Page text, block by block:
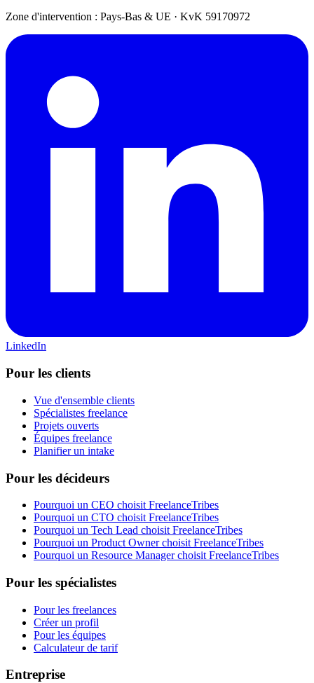
Zone d'intervention : Pays-Bas & UE · KvK 59170972
LinkedIn
Pour les clients
Vue d'ensemble clients
Spécialistes freelance
Projets ouverts
Équipes freelance
Planifier un intake
Pour les décideurs
Pourquoi un CEO choisit FreelanceTribes
Pourquoi un CTO choisit FreelanceTribes
Pourquoi un Tech Lead choisit FreelanceTribes
Pourquoi un Product Owner choisit FreelanceTribes
Pourquoi un Resource Manager choisit FreelanceTribes
Pour les spécialistes
Pour les freelances
Créer un profil
Pour les équipes
Calculateur de tarif
Entreprise